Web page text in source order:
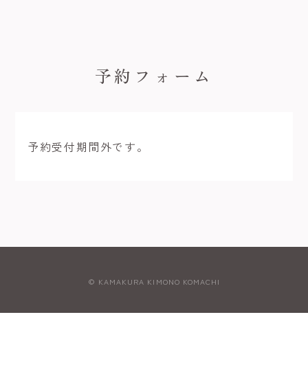
予約フォーム
予約受付期間外です。
© KAMAKURA KIMONO KOMACHI